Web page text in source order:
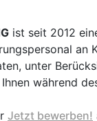
ist seit 2012
unter
während
Jetzt bewerben!